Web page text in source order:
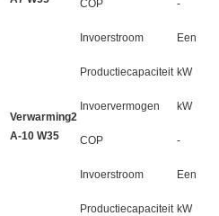
COP -
Invoerstroom Een
Verwarming2
A-10 W35
Productiecapaciteit kW
Invoervermogen kW
COP -
Invoerstroom Een
Productiecapaciteit kW